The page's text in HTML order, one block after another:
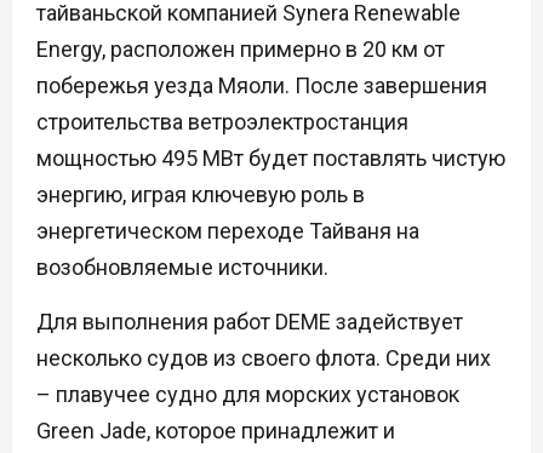
тайваньской компанией Synera Renewable
Energy, расположен примерно в 20 км от
побережья уезда Мяоли. После завершения
строительства ветроэлектростанция
мощностью 495 МВт будет поставлять чистую
энергию, играя ключевую роль в
энергетическом переходе Тайваня на
возобновляемые источники.
Для выполнения работ DEME задействует
несколько судов из своего флота. Среди них
– плавучее судно для морских установок
Green Jade, которое принадлежит и